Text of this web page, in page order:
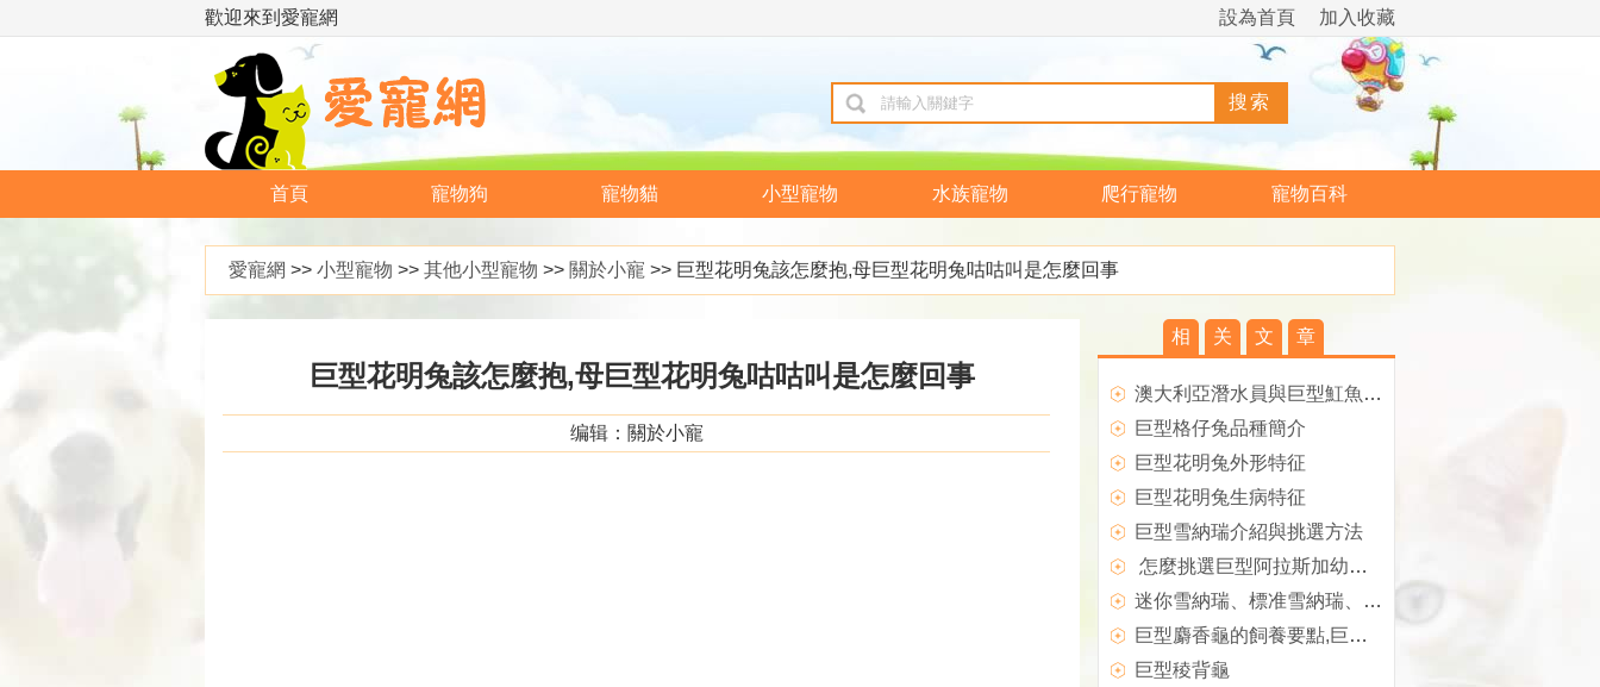
歡迎來到愛寵網 加入收藏
設為首頁
首頁 寵物狗 寵物貓 小型寵物 水族寵物 爬行寵物 寵物百科
愛寵網 >> 小型寵物 >> 其他小型寵物 >> 關於小寵 >> 巨型花明兔該怎麼抱,母巨型花明兔咕咕叫是怎麼回事
巨型花明兔該怎麼抱,母巨型花明兔咕咕叫是怎麼回事
编辑：關於小寵
相 关 文 章
澳大利亞潛水員與巨型魟魚溫柔邂逅
巨型格仔兔品種簡介
巨型花明兔外形特征
巨型花明兔生病特征
巨型雪納瑞介紹與挑選方法
怎麼挑選巨型阿拉斯加幼犬？
迷你雪納瑞、標准雪納瑞、巨型雪納瑞的區別
巨型麝香龜的飼養要點,巨型麝香龜
巨型稜背龜